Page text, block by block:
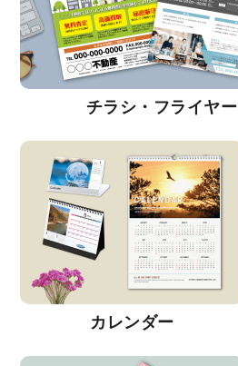
チラシ・フライヤー
カレンダー